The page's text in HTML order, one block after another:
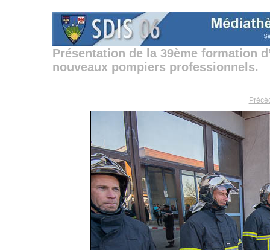
Présentation de la 39ème formation
nouveaux pompiers professionnels.